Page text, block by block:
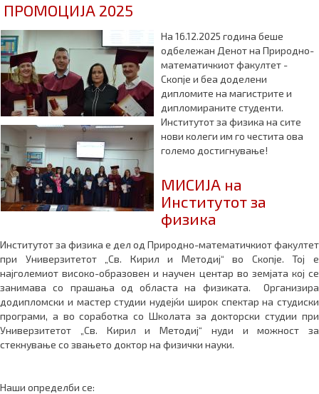
ПРОМОЦИЈА 2025
На 16.12.2025 година беше
одбележан Денот на Природно-
математичкиот факултет -
Скопје и беа доделени
дипломите на магистрите и
дипломираните студенти.
Институтот за физика на сите
нови колеги им го честита ова
големо достигнување!
МИСИЈА на
Институтот за
физика
Институтот за физика е дел од Природно-математичкиот факултет
при Универзитетот „Св. Кирил и Методиј“ во Скопје. Тој е
најголемиот високо-образовен и научен центар во земјата кој се
занимава со прашања од областа на физиката. Организира
додипломски и мастер студии нудејќи широк спектар на студиски
програми, а во соработка со Школата за докторски студии при
Универзитетот „Св. Кирил и Методиј“ нуди и можност за
стекнување со звањето доктор на физички науки.
Наши определби се: